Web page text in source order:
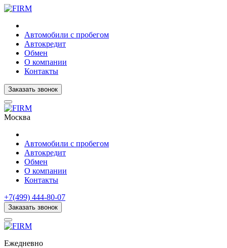
Автомобили с пробегом
Автокредит
Обмен
О компании
Контакты
Заказать звонок
Москва
Автомобили с пробегом
Автокредит
Обмен
О компании
Контакты
+7(499) 444-80-07
Заказать звонок
Ежедневно